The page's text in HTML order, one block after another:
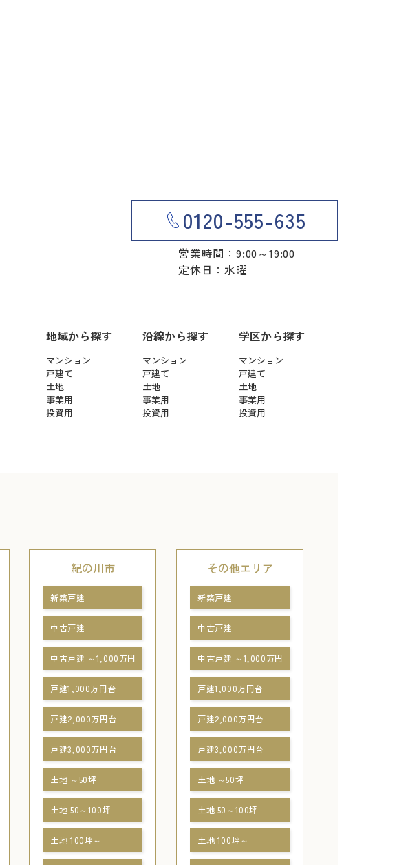
0120-555-635
営業時間：9:00～19:00
定休日：水曜
地域から探す
マンション
戸建て
土地
事業用
投資用
沿線から探す
マンション
戸建て
土地
事業用
投資用
学区から探す
マンション
戸建て
土地
事業用
投資用
紀の川市
新築戸建
中古戸建
中古戸建 ～1,000万円
戸建1,000万円台
戸建2,000万円台
戸建3,000万円台
土地 ～50坪
土地 50～100坪
土地 100坪～
その他エリア
新築戸建
中古戸建
中古戸建 ～1,000万円
戸建1,000万円台
戸建2,000万円台
戸建3,000万円台
土地 ～50坪
土地 50～100坪
土地 100坪～